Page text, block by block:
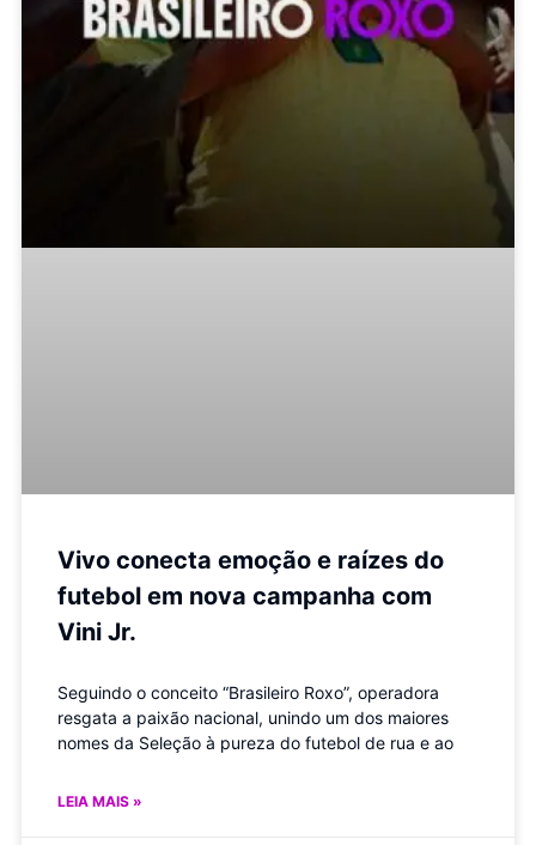
Vivo conecta emoção e raízes do
futebol em nova campanha com
Vini Jr.
Seguindo o conceito “Brasileiro Roxo”, operadora
resgata a paixão nacional, unindo um dos maiores
nomes da Seleção à pureza do futebol de rua e ao
LEIA MAIS »